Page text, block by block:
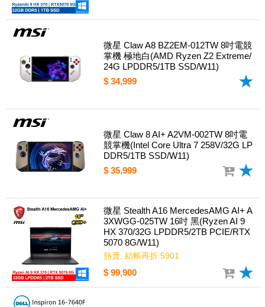
微星 Claw A8 BZ2EM-012TW 8吋電競
掌機 極地白(AMD Ryzen Z2 Extreme/
24G LPDDR5/1TB SSD/W11)
$ 34,999
微星 Claw 8 AI+ A2VM-002TW 8吋電
競掌機(Intel Core Ultra 7 258V/32G LP
DDR5/1TB SSD/W11)
$ 35,999
微星 Stealth A16 MercedesAMG AI+ A
3XWGG-025TW 16吋 黑(Ryzen AI 9
HX 370/32G LPDDR5/2TB PCIE/RTX
5070 8G/W11)
熱賣, 結帳再折 5901
$ 99,900